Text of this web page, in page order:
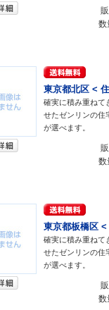
数
東京都北区 <
確実に積み重ねて
せたゼンリンの住
が選べます。
数
東京都板橋区
確実に積み重ねて
せたゼンリンの住
が選べます。
数